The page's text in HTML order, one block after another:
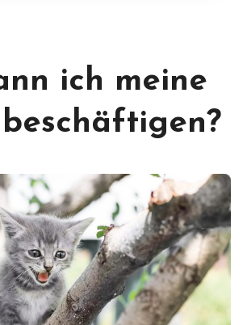
ich meine